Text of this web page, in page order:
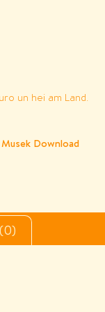
un hei am Land.
Musek Download